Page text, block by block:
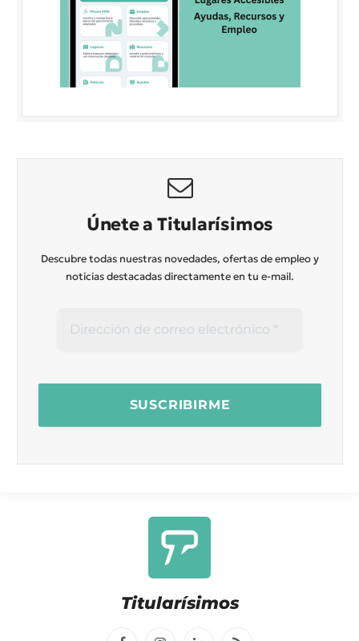
Únete a Titularísimos
Descubre todas nuestras novedades, ofertas de empleo y
noticias destacadas directamente en tu e-mail.
Titularísimos